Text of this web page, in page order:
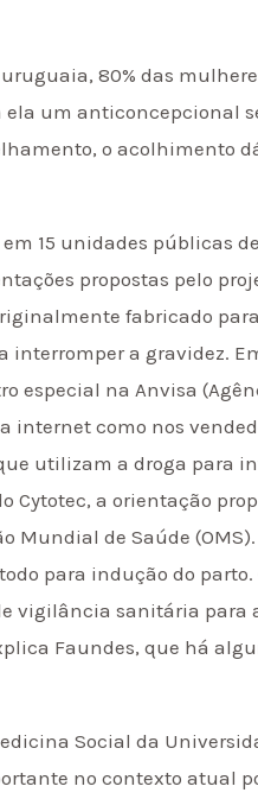
80% das
ela um anticoncepcional
o acolhimento
15 unidades públicas
propostas pelo
fabricado
a gravidez.
especial na Anvisa
internet como nos
utilizam a droga para
Cytotec, a orientação
Mundial de Saúde
para indução do
vigilância sanitária para
Faundes, que há
Social da
no contexto atual